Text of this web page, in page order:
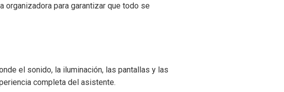
para garantizar que todo se
el sonido, la iluminación, las pantallas y las
completa del asistente.